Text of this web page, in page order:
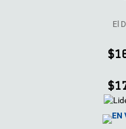
El
EN